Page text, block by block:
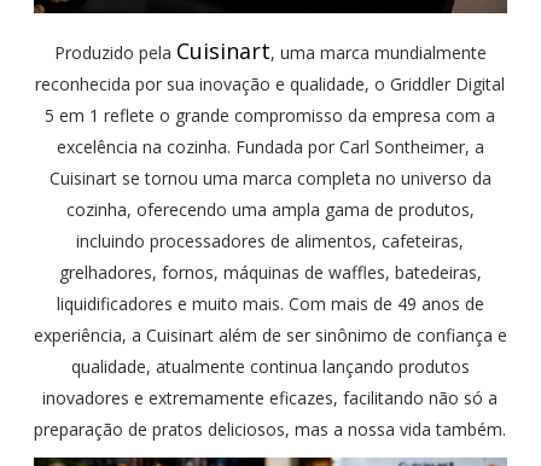
Produzido pela Cuisinart, uma marca mundialmente
reconhecida por sua inovação e qualidade, o Griddler Digital
5 em 1 reflete o grande compromisso da empresa com a
excelência na cozinha. Fundada por Carl Sontheimer, a
Cuisinart se tornou uma marca completa no universo da
cozinha, oferecendo uma ampla gama de produtos,
incluindo processadores de alimentos, cafeteiras,
grelhadores, fornos, máquinas de waffles, batedeiras,
liquidificadores e muito mais. Com mais de 49 anos de
experiência, a Cuisinart além de ser sinônimo de confiança e
qualidade, atualmente continua lançando produtos
inovadores e extremamente eficazes, facilitando não só a
preparação de pratos deliciosos, mas a nossa vida também.